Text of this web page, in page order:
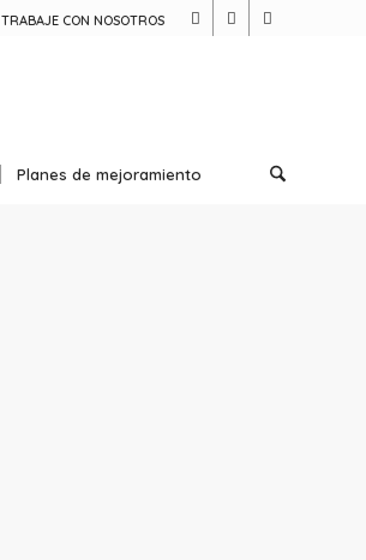
TRABAJE CON NOSOTROS
Planes de mejoramiento